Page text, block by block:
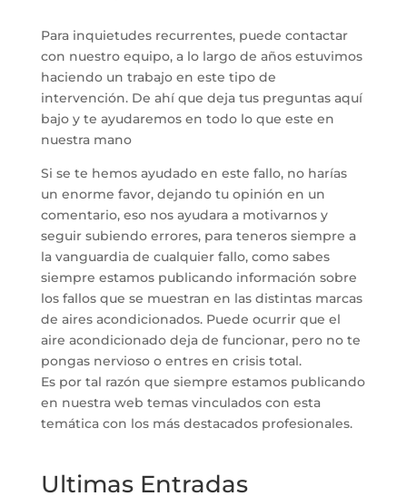
Para inquietudes recurrentes, puede contactar
con nuestro equipo, a lo largo de años estuvimos
haciendo un trabajo en este tipo de
intervención. De ahí que deja tus preguntas aquí
bajo y te ayudaremos en todo lo que este en
nuestra mano
Si se te hemos ayudado en este fallo, no harías
un enorme favor, dejando tu opinión en un
comentario, eso nos ayudara a motivarnos y
seguir subiendo errores, para teneros siempre a
la vanguardia de cualquier fallo, como sabes
siempre estamos publicando información sobre
los fallos que se muestran en las distintas marcas
de aires acondicionados. Puede ocurrir que el
aire acondicionado deja de funcionar, pero no te
pongas nervioso o entres en crisis total.
Es por tal razón que siempre estamos publicando
en nuestra web temas vinculados con esta
temática con los más destacados profesionales.
Ultimas Entradas